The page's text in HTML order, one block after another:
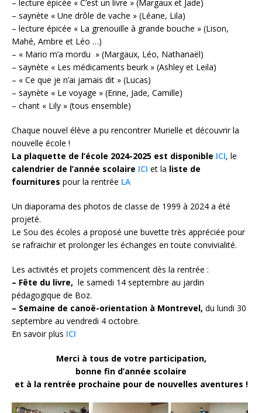
– lecture épicée « C’est un livre » (Margaux et Jade)
– saynète « Une drôle de vache » (Léane, Lila)
– lecture épicée « La grenouille à grande bouche » (Lison,
Mahé, Ambre et Léo …)
– « Mario m’a mordu » (Margaux, Léo, Nathanaël)
– saynète « Les médicaments beurk » (Ashley et Leila)
– « Ce que je n’ai jamais dit » (Lucas)
– saynète « Le voyage » (Erine, Jade, Camille)
– chant « Lily » (tous ensemble)
Chaque nouvel élève a pu rencontrer Murielle et découvrir la
nouvelle école !
La plaquette de l’école 2024-2025 est disponible ICI, le
calendrier de l’année scolaire ICI et la liste de
fournitures pour la rentrée LA
Un diaporama des photos de classe de 1999 à 2024 a été
projeté.
Le Sou des écoles a proposé une buvette très appréciée pour
se rafraichir et prolonger les échanges en toute convivialité.
Les activités et projets commencent dès la rentrée :
– Fête du livre, le samedi 14 septembre au jardin
pédagogique de Boz.
– Semaine de canoë-orientation à Montrevel, du lundi 30
septembre au vendredi 4 octobre.
En savoir plus ICI
Merci à tous de votre participation,
bonne fin d’année scolaire
et à la rentrée prochaine pour de nouvelles aventures !